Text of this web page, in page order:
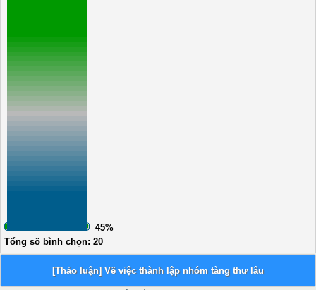
45%
Tổng số bình chọn: 20
[Thảo luận] Về việc thành lập nhóm tàng thư lâu